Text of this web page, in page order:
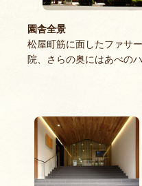
園舎全景
松屋町筋に面したファサ
院、さらの奥にはあべの